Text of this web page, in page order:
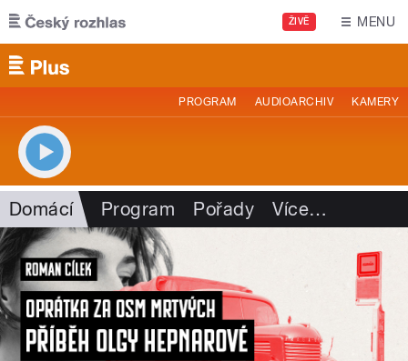
Přejít k hlavnímu obsahu
ŽIVĚ MENU
PROGRAM AUDIOARCHIV KAMERY
Domácí Program Pořady Více…